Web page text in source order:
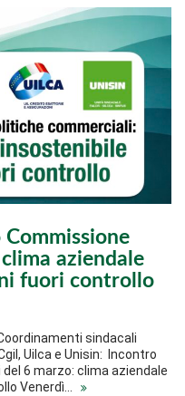
aziendale
fuori controllo
sindacali
Uilca e Unisin: Incontro
6 marzo: clima aziendale
Venerdì…